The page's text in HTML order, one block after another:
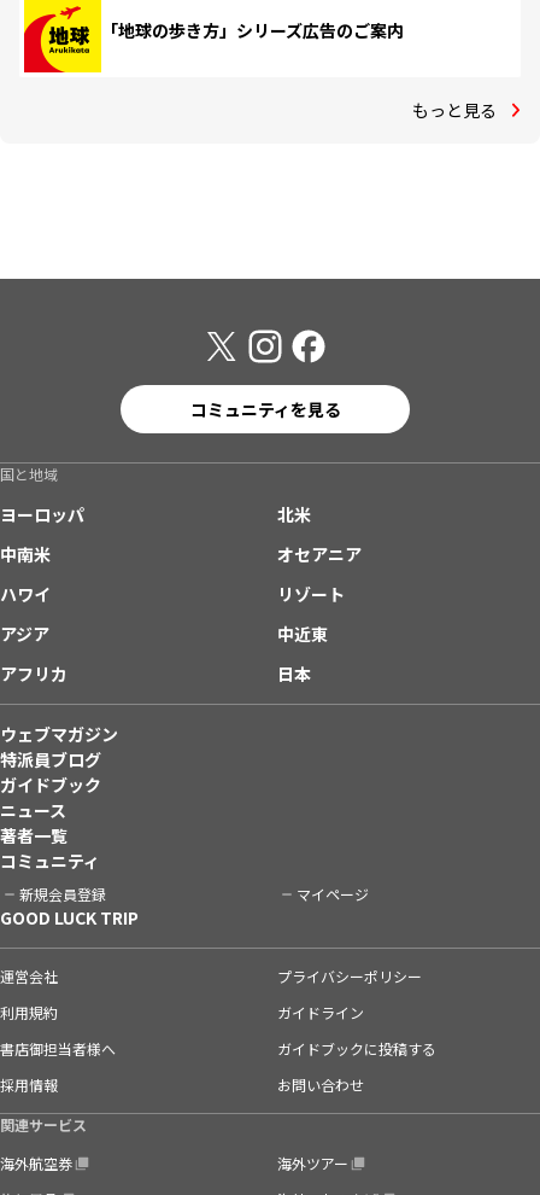
「地球の歩き方」シリーズ広告のご案内
もっと見る
コミュニティを見る
国と地域
ヨーロッパ
北米
中南米
オセアニア
ハワイ
リゾート
アジア
中近東
アフリカ
日本
ウェブマガジン
特派員ブログ
ガイドブック
ニュース
著者一覧
コミュニティ
新規会員登録 マイページ
GOOD LUCK TRIP
運営会社
プライバシーポリシー
利用規約
ガイドライン
書店御担当者様へ
ガイドブックに投稿する
採用情報
お問い合わせ
関連サービス
海外航空券
海外ツアー